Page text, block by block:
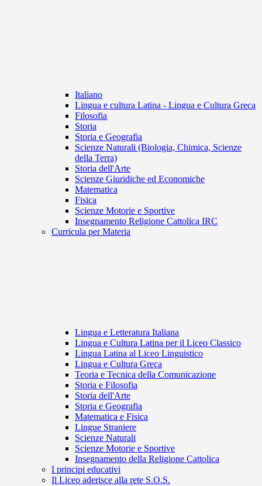
Italiano
Lingua e cultura Latina - Lingua e Cultura Greca
Filosofia
Storia
Storia e Geografia
Scienze Naturali (Biologia, Chimica, Scienze
della Terra)
Storia dell'Arte
Scienze Giuridiche ed Economiche
Matematica
Fisica
Scienze Motorie e Sportive
Insegnamento Religione Cattolica IRC
Curricula per Materia
Lingua e Letteratura Italiana
Lingua e Cultura Latina per il Liceo Classico
Lingua Latina al Liceo Linguistico
Lingua e Cultura Greca
Teoria e Tecnica della Comunicazione
Storia e Filosofia
Storia dell'Arte
Storia e Geografia
Matematica e Fisica
Lingue Straniere
Scienze Naturali
Scienze Motorie e Sportive
Insegnamento della Religione Cattolica
I principi educativi
Il Liceo aderisce alla rete S.O.S.